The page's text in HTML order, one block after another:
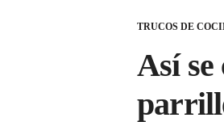
TRUCOS DE
Así